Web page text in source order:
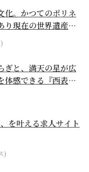
化。かつてのポリネ
り現在の世界遺産か
ぎと、満天の星が広
体感できる『西表島
を叶える求人サイト
)